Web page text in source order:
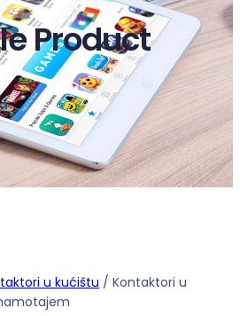
Product
u kućištu / Kontaktori u